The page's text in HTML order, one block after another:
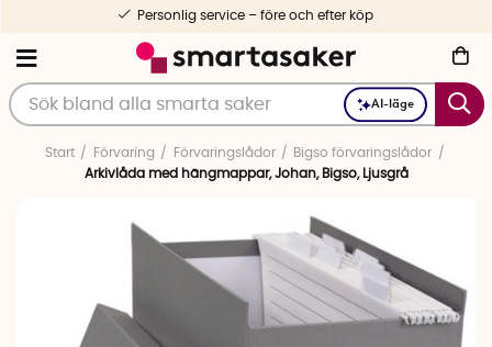
AI-läge
Personlig service – före och efter köp
Start Förvaring Förvaringslådor
Bigso förvaringslådor
Arkivlåda med hängmappar, Johan, Bigso, Ljusgrå